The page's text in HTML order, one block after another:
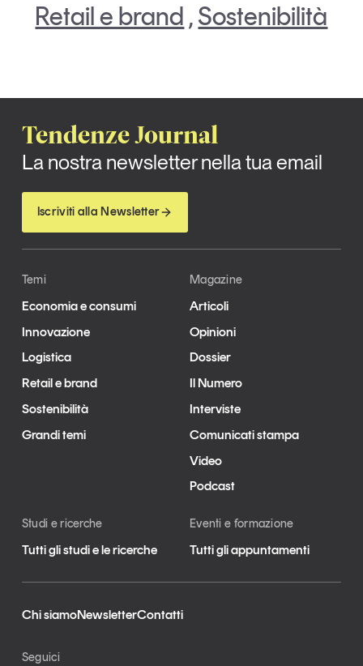
Retail e brand ,Sostenibilità
Tendenze Journal
La nostra newsletter nella tua email
Iscriviti alla Newsletter
Temi
Economia e consumi
Innovazione
Logistica
Retail e brand
Sostenibilità
Grandi temi
Magazine
Articoli
Opinioni
Dossier
Il Numero
Interviste
Comunicati stampa
Video
Podcast
Studi e ricerche
Tutti gli studi e le ricerche
Eventi e formazione
Tutti gli appuntamenti
Chi siamoNewsletterContatti
Seguici